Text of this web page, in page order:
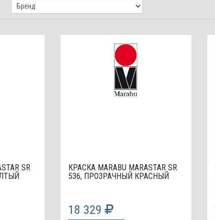
SR
КРАСКА МАRABU MARASTAR SR
536, ПРОЗРАЧНЫЙ КРАСНЫЙ
18 329